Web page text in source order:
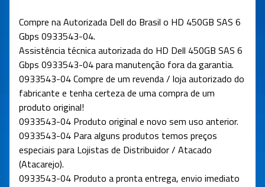
Compre na Autorizada Dell do Brasil o HD 450GB SAS 6
Gbps 0933543-04.
Assistência técnica autorizada do HD Dell 450GB SAS 6
Gbps 0933543-04 para manutenção fora da garantia.
0933543-04 Compre de um revenda / loja autorizado do
fabricante e tenha certeza de uma compra de um
produto original!
0933543-04 Produto original e novo sem uso anterior.
0933543-04 Para alguns produtos temos preços
especiais para Lojistas de Distribuidor / Atacado
(Atacarejo).
0933543-04 Produto a pronta entrega, envio imediato